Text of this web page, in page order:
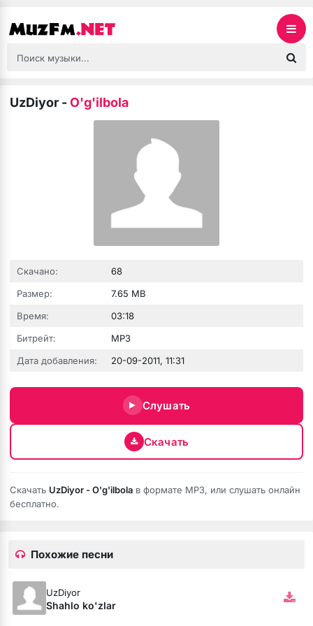
UzDiyor -O'g'ilbola
Скачано:
68
Размер:
7.65 MB
Время:
03:18
Битрейт:
MP3
Дата добавления:
20-09-2011, 11:31
Слушать
Скачать
Скачать UzDiyor - O'g'ilbola в формате MP3, или слушать онлайн
бесплатно.
Похожие песни
UzDiyor
Shahlo ko'zlar